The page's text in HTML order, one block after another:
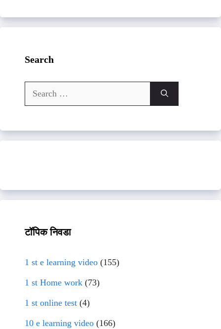
Search
Search
for:
टॉपिक निवडा
1 st e learning video (155)
1 st Home work (73)
1 st online test (4)
10 e learning video (166)